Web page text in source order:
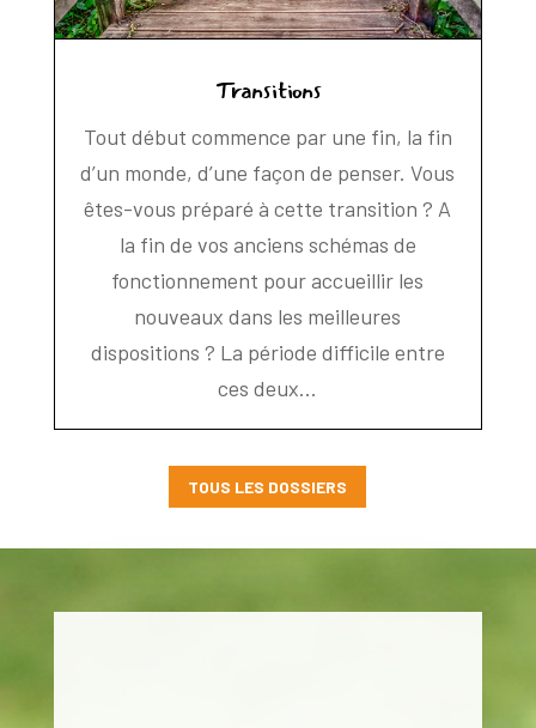
Transitions
Tout début commence par une fin, la fin
d’un monde, d’une façon de penser. Vous
êtes-vous préparé à cette transition ? A
la fin de vos anciens schémas de
fonctionnement pour accueillir les
nouveaux dans les meilleures
dispositions ? La période difficile entre
ces deux...
TOUS LES DOSSIERS